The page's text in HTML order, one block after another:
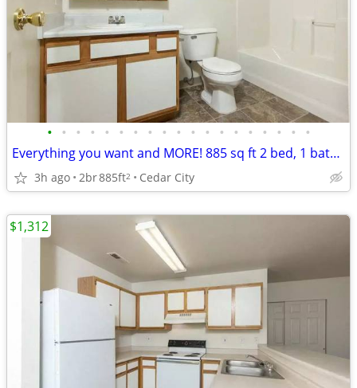
• • • • • • • • • • • • • • • • • • •
Everything you want and MORE! 885 sq ft 2 bed, 1 bath available!
3h ago 2br885ft2 Cedar City
$1,312